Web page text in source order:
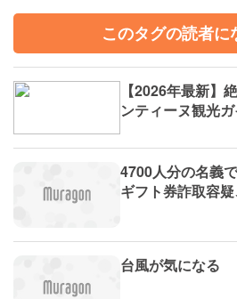
このタグの読者に
【2026年最新】
ンティーヌ観光
方・おすすめス
4700人分の名義
ギフト券詐取容
台風が気になる